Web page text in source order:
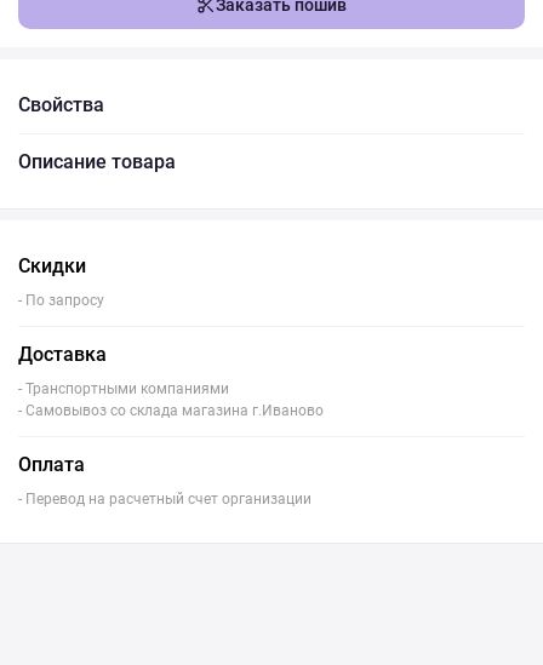
Заказать пошив
Свойства
Описание товара
Скидки
- По запросу
Доставка
- Транспортными компаниями
- Самовывоз со склада магазина г.Иваново
Оплата
- Перевод на расчетный счет организации